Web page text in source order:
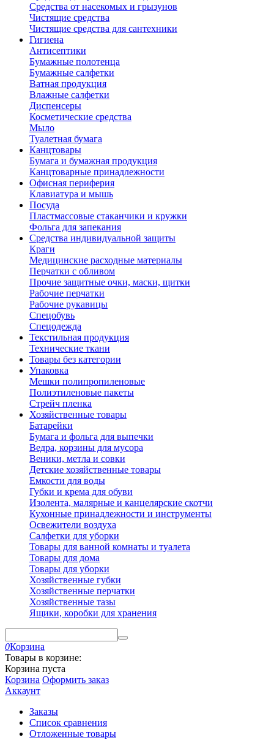
Средства от насекомых и грызунов
Чистящие средства
Чистящие средства для сантехники
Гигиена
Антисептики
Бумажные полотенца
Бумажные салфетки
Ватная продукция
Влажные салфетки
Диспенсеры
Косметические средства
Мыло
Туалетная бумага
Канцтовары
Бумага и бумажная продукция
Канцтоварные принадлежности
Офисная периферия
Клавиатура и мышь
Посуда
Пластмассовые стаканчики и кружки
Фольга для запекания
Средства индивидуальной защиты
Краги
Медицинские расходные материалы
Перчатки с обливом
Прочие защитные очки, маски, щитки
Рабочие перчатки
Рабочие рукавицы
Спецобувь
Спецодежда
Текстильная продукция
Технические ткани
Товары без категории
Упаковка
Мешки полипропиленовые
Полиэтиленовые пакеты
Стрейч пленка
Хозяйственные товары
Батарейки
Бумага и фольга для выпечки
Ведра, корзины для мусора
Веники, метла и совки
Детские хозяйственные товары
Емкости для воды
Губки и крема для обуви
Изолента, малярные и канцелярские скотчи
Кухонные принадлежности и инструменты
Освежители воздуха
Салфетки для уборки
Товары для ванной комнаты и туалета
Товары для дома
Товары для уборки
Хозяйственные губки
Хозяйственные перчатки
Хозяйственные тазы
Ящики, коробки для хранения
0Корзина
Товары в корзине:
Корзина пуста
Корзина Оформить заказ
Аккаунт
Заказы
Список сравнения
Отложенные товары